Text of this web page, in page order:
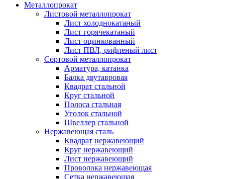
Металлопрокат
Листовой металлопрокат
Лист холоднокатаный
Лист горячекатаный
Лист оцинкованный
Лист ПВЛ, рифленый лист
Сортовой металлопрокат
Арматура, катанка
Балка двутавровая
Квадрат стальной
Круг стальной
Полоса стальная
Уголок стальной
Швеллер стальной
Нержавеющая сталь
Квадрат нержавеющий
Круг нержавеющий
Лист нержавеющий
Проволока нержавеющая
Сетка нержавеющая